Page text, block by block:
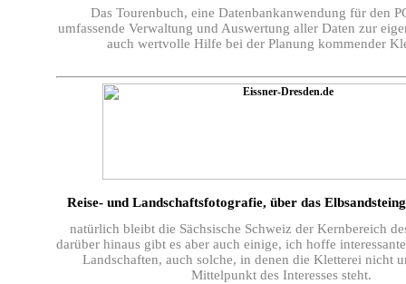
Das Tourenbuch, eine Datenbankanwendung für den
umfassende Verwaltung und Auswertung aller Daten zur
auch wertvolle Hilfe bei der Planung kommender
Reise- und Landschaftsfotografie, über das
natürlich bleibt die Sächsische Schweiz der Kernbereich
darüber hinaus gibt es aber auch einige, ich hoffe
Landschaften, auch solche, in denen die Kletterei nicht
Mittelpunkt des Interesses steht.